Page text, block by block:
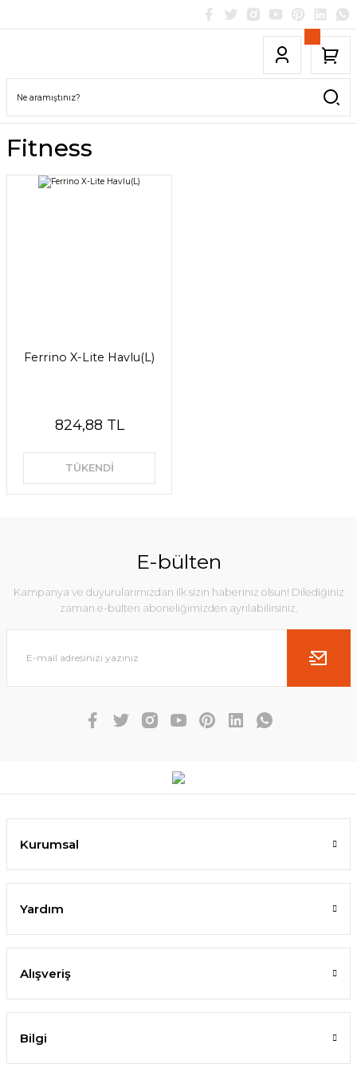
Fitness
Ferrino X-Lite Havlu(L)
824,88 TL
TÜKENDİ
E-bülten
Kampanya ve duyurularımızdan ilk sizin haberiniz olsun! Dilediğiniz
zaman e-bülten aboneliğimizden ayrılabilirsiniz.
Kurumsal
Yardım
Alışveriş
Bilgi